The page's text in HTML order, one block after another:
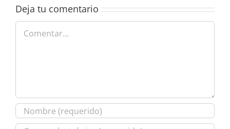
Deja tu comentario
Comentar